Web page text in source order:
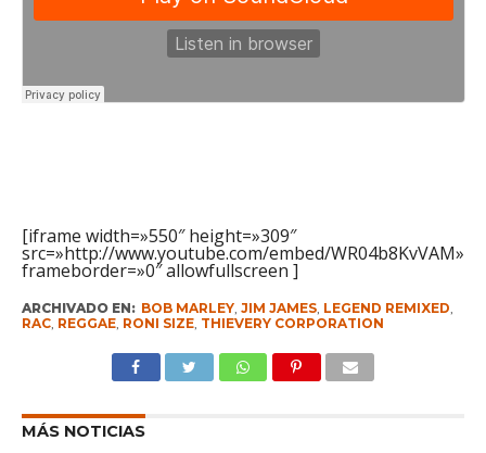
[iframe width=»550″ height=»309″
src=»http://www.youtube.com/embed/WR04b8KvVAM»
frameborder=»0″ allowfullscreen ]
ARCHIVADO EN: BOB MARLEY, JIM JAMES, LEGEND REMIXED
RAC, REGGAE, RONI SIZE, THIEVERY CORPORATION
MÁS NOTICIAS